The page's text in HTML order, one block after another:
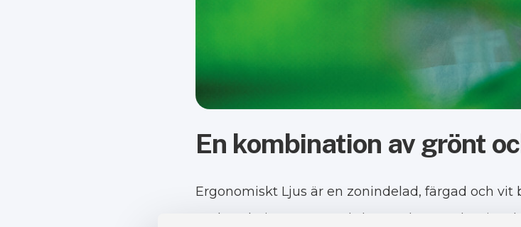
En kombination av grönt
Ergonomiskt Ljus är en zonindelad, färgad och vit
undersökningsrum med skärmarbete.